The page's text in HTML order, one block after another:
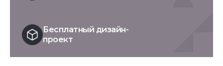
Бесплатный дизайн-
проект